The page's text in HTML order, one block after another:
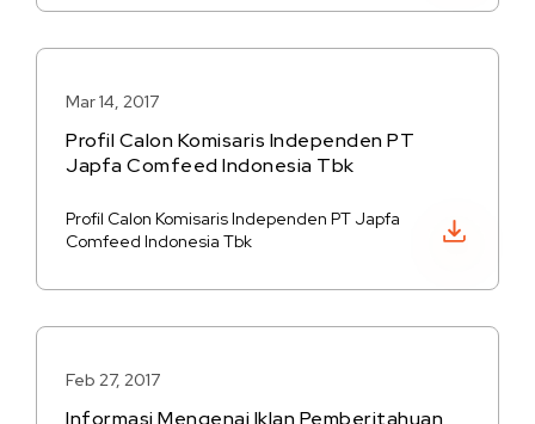
Mar 14, 2017
Profil Calon Komisaris Independen PT
Japfa Comfeed Indonesia Tbk
Profil Calon Komisaris Independen PT Japfa
Comfeed Indonesia Tbk
Feb 27, 2017
Informasi Mengenai Iklan Pemberitahuan